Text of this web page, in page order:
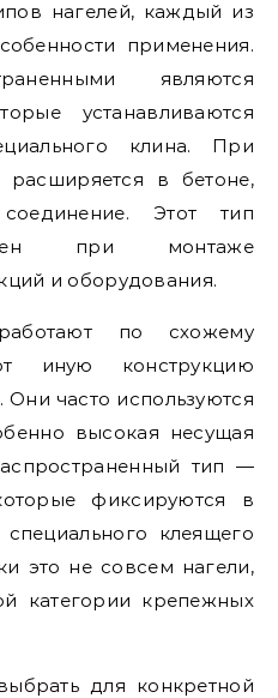
нагелей, каждый из
применения.
являются
устанавливаются
клина. При
расширяется в бетоне,
Этот тип
при монтаже
и оборудования.
по схожему
иную конструкцию
часто используются
высокая несущая
тип —
фиксируются в
клеящего
это не совсем нагели,
категории крепежных
для конкретной